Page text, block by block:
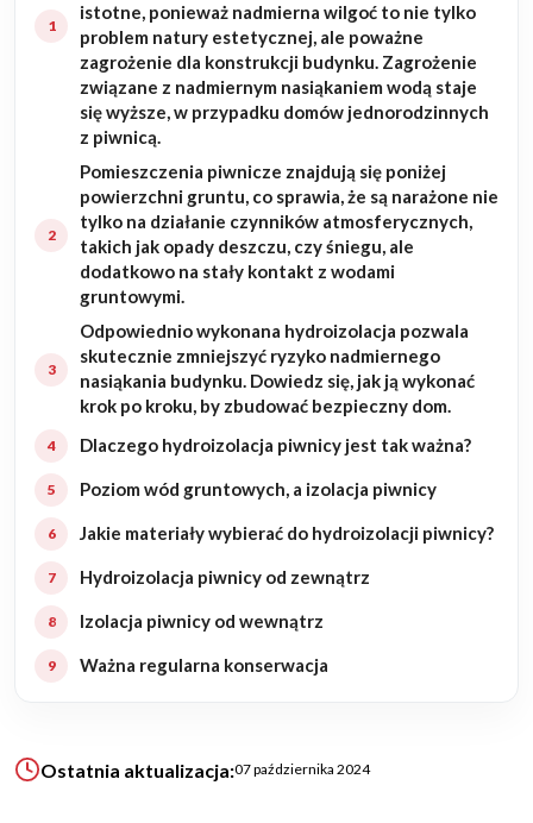
Rozbudowa
Remonty
Budynki biurowe
Realizacje
Referencje
Ogrody
KALKULATOR BUDOWY
O NAS
istotne, ponieważ nadmierna wilgoć to nie tylko
problem natury estetycznej, ale poważne
zagrożenie dla konstrukcji budynku. Zagrożenie
związane z nadmiernym nasiąkaniem wodą staje
się wyższe, w przypadku domów jednorodzinnych
z piwnicą.
Pomieszczenia piwnicze znajdują się poniżej
powierzchni gruntu, co sprawia, że są narażone nie
tylko na działanie czynników atmosferycznych,
takich jak opady deszczu, czy śniegu, ale
dodatkowo na stały kontakt z wodami
gruntowymi.
Odpowiednio wykonana hydroizolacja pozwala
skutecznie zmniejszyć ryzyko nadmiernego
nasiąkania budynku. Dowiedz się, jak ją wykonać
krok po kroku, by zbudować bezpieczny dom.
Dlaczego hydroizolacja piwnicy jest tak ważna?
Poziom wód gruntowych, a izolacja piwnicy
Jakie materiały wybierać do hydroizolacji piwnicy?
Hydroizolacja piwnicy od zewnątrz
Izolacja piwnicy od wewnątrz
Ważna regularna konserwacja
Ostatnia aktualizacja:07 października 2024